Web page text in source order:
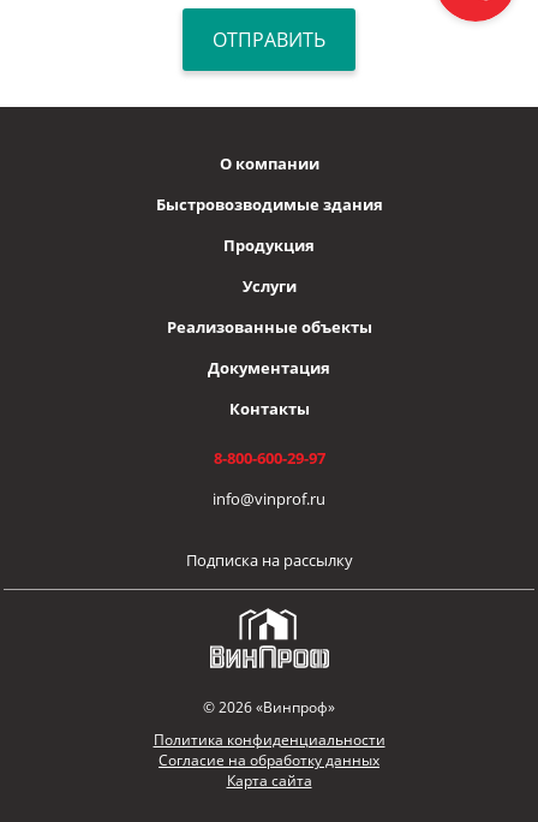
© 2026 «Винпроф»
Политика конфиденциальности
Согласие на обработку данных
Карта сайта
О компании
Быстровозводимые здания
Продукция
Услуги
Реализованные объекты
Документация
Контакты
8-800-600-29-97
info@vinprof.ru
Подписка на рассылку